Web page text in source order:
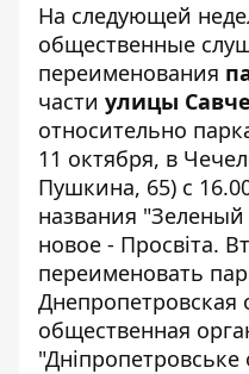
На следующей
общественные
переименования
части улицы
относительно
11 октября, в
Пушкина, 65) с
названия "Зеленый
новое - Просвіта.
переименовать
Днепропетровская
общественная
"Дніпропетровське